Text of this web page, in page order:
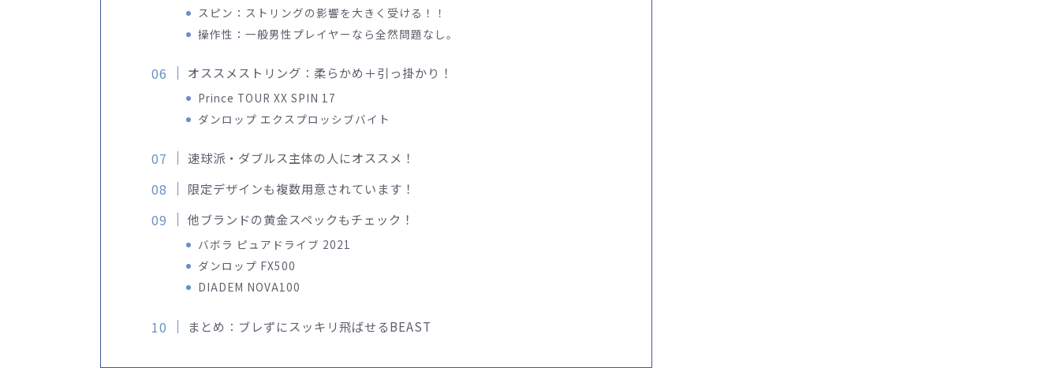
スピン：ストリングの影響を大きく受ける！！
操作性：一般男性プレイヤーなら全然問題なし。
オススメストリング：柔らかめ＋引っ掛かり！
Prince TOUR XX SPIN 17
ダンロップ エクスプロッシブバイト
速球派・ダブルス主体の人にオススメ！
限定デザインも複数用意されています！
他ブランドの黄金スペックもチェック！
バボラ ピュアドライブ 2021
ダンロップ FX500
DIADEM NOVA100
まとめ：ブレずにスッキリ飛ばせるBEAST